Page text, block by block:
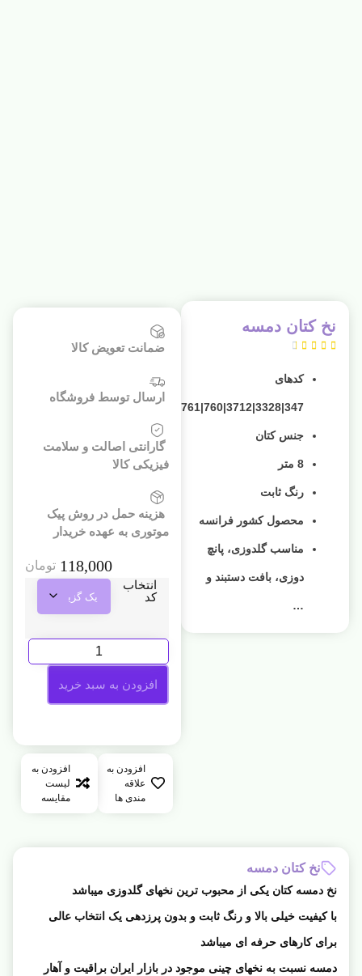
نخ کتان دمسه





کدهای
347|3328|3712|760|761|3713
جنس کتان
8 متر
رنگ ثابت
محصول کشور فرانسه
مناسب گلدوزی، پانچ
دوزی، بافت دستبند و
…
افزودن به
علاقه
مندی ها
افزودن به
لیست
مقایسه
ضمانت تعویض کالا
ارسال توسط فروشگاه
گارانتی اصالت و سلامت
فیزیکی کالا
هزینه حمل در روش پیک
موتوری به عهده خریدار
118,000 تومان
انتخاب
کد
افزودن به سبد خرید
نخ کتان دمسه
نخ دمسه کتان یکی از محبوب ترین نخهای گلدوزی میباشد
با کیفیت خیلی بالا و رنگ ثابت و بدون پرزدهی یک انتخاب عالی
برای کارهای حرفه ای میباشد
دمسه نسبت به نخهای چینی موجود در بازار ایران براقیت و آهار